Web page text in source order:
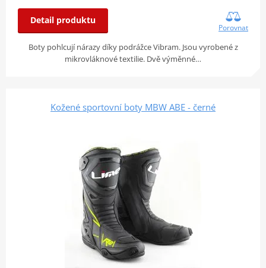
Detail produktu
Porovnat
Boty pohlcují nárazy díky podrážce Vibram. Jsou vyrobené z
mikrovláknové textilie. Dvě výměnné…
Kožené sportovní boty MBW ABE - černé